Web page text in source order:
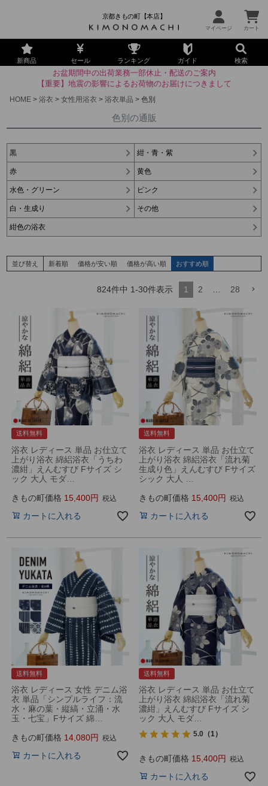
京都きもの町【本店】
新商品 セール ランキング ガイド 検索
お盆期間中の出荷業務一部休止・配送のご案内
【重要】地震の影響によるお荷物のお届けにつきまして
HOME
浴衣 女性用浴衣 浴衣単品 色別
色別の通販
黒 紺・青・紫
赤 黄色
水色・グリーン ピンク
白・生成り その他
紺色の浴衣
並び替え 新着順 価格が安い順 価格が高い順 おすすめ順
824件中 1-30件表示 1 2 28
送料無料
浴衣 レディース 単品 お仕立て
上がり浴衣 綿絽浴衣「うちわ
濃紺」えんむすび Fサイズ シ
ック 大人 モダ…
きもの町価格 15,400 税込
カートに入れる
送料無料
浴衣 レディース 単品 お仕立て
上がり浴衣 綿絽浴衣「流れ菊
生成り色」えんむすび Fサイズ
シック 大人 …
きもの町価格 15,400 税込
カートに入れる
送料無料
浴衣 レディース 女性 デニム浴
衣 単品「シンプルライフ：流
水・麻の葉・縦縞・立涌・水
玉・七宝」Fサイズ 綿…
きもの町価格 14,080 税込
カートに入れる
送料無料
浴衣 レディース 単品 お仕立て
上がり浴衣 綿絽浴衣「流れ菊
濃紺」えんむすび Fサイズ シ
ック 大人 モダ…
5.0 （1）
きもの町価格 15,400 税込
カートに入れる